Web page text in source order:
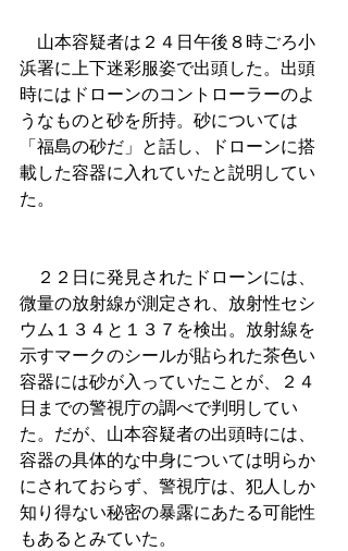
山本容疑者は２４日午後８時ごろ小
浜署に上下迷彩服姿で出頭した。出頭
時にはドローンのコントローラーのよ
うなものと砂を所持。砂については
「福島の砂だ」と話し、ドローンに搭
載した容器に入れていたと説明してい
た。
２２日に発見されたドローンには、
微量の放射線が測定され、放射性セシ
ウム１３４と１３７を検出。放射線を
示すマークのシールが貼られた茶色い
容器には砂が入っていたことが、２４
日までの警視庁の調べで判明してい
た。だが、山本容疑者の出頭時には、
容器の具体的な中身については明らか
にされておらず、警視庁は、犯人しか
知り得ない秘密の暴露にあたる可能性
もあるとみていた。